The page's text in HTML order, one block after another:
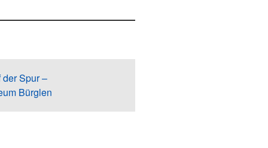
Spur –
Bürglen